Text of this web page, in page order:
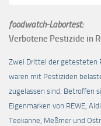
foodwatch-Labortest:
Verbotene Pestizide in
Zwei Drittel der getesteten
waren mit Pestiziden
zugelassen sind. Betroffen
Eigenmarken von REWE,
Teekanne, Meßmer und